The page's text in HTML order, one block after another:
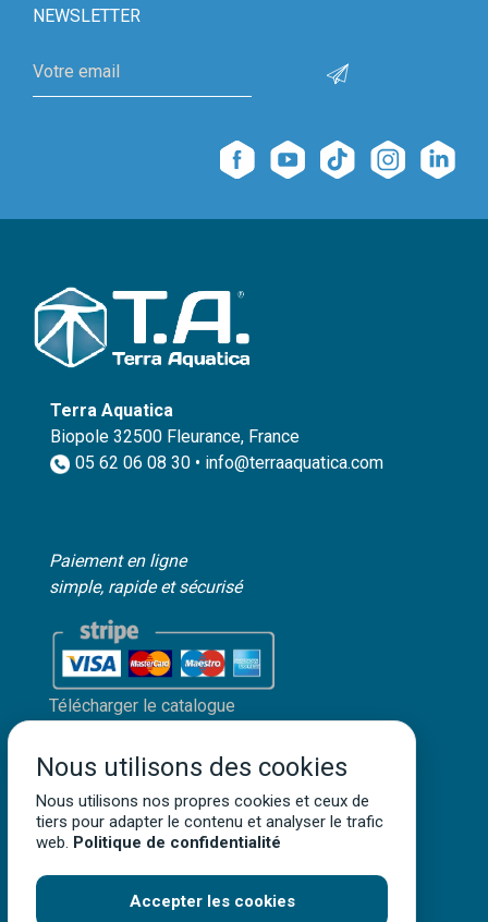
NEWSLETTER
Terra Aquatica
Biopole 32500 Fleurance, France
05 62 06 08 30 • info@terraaquatica.com
Paiement en ligne
simple, rapide et sécurisé
Télécharger le catalogue
Mentions légales
Politique de confidentialité
Conditions générales de vente
Nous utilisons des cookies
Nous utilisons nos propres cookies et ceux de
tiers pour adapter le contenu et analyser le trafic
web. Politique de confidentialité
Accepter les cookies